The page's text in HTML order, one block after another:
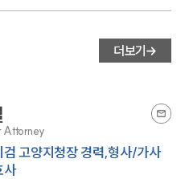
더보기
Attorney
검 고양지청장 경력,형사/가사
사